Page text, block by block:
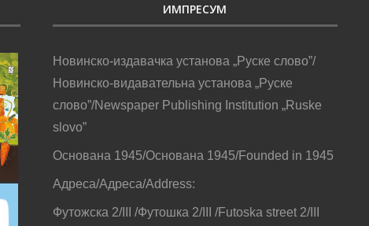
ИМПРЕСУМ
Новинско-издавачка установа „Руске слово”/
Новинско-видавательна установа „Руске
слово”/Newspaper Publishing Institution „Ruske
slovo”
Основана 1945/Основана 1945/Founded in 1945
Адреса/Адреса/Address:
Футожска 2/III /Футошка 2/III /Futoska street 2/III